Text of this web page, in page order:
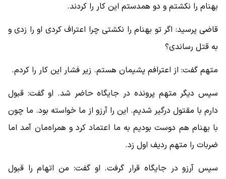
بهنام را نکشتم و دو همدستم این کار را کردند.
قاضی پرسید: اگر تو بهنام را نکشتی چرا اعتراف کردی او را زدی و
به قتل رساندی؟
متهم گفت: از اعترافم پشیمان هستم. زیر فشار این کار را کردم.
سپس دیگر متهم پرونده در جایگاه حاضر شد. او گفت: قبول
دارم با مقتول درگیر شدیم. این را آرزو از ما خواسته بود. ما چون
با بهنام هم دوست بودیم به ما اعتماد کرد و همراه‌مان آمد اما
ضربات را متهم ردیف اول زد.
سپس آرزو در جایگاه قرار گرفت. او گفت: من اتهام را قبول